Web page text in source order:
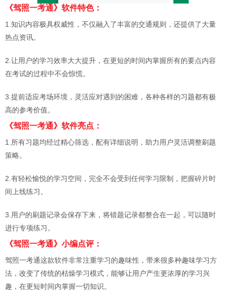
《驾照一考通》软件特色：
1.知识内容极具权威性，不仅融入了丰富的交通规则，还提供了大量
热点资讯。
2.让用户的学习效率大大提升，在更短的时间内掌握所有的要点内容
在考试的过程中不会惊慌。
3.提前适应考场环境，灵活应对遇到的困难，各种各样的习题都有极
高的参考价值。
《驾照一考通》软件亮点：
1.所有习题均经过精心筛选，配有详细说明，助力用户灵活调整刷题
策略。
2.有轻松愉悦的学习空间，完全不会受到任何学习限制，把握碎片时
间上线练习。
3.用户的刷题记录会保存下来，将错题记录都整合在一起，可以随时
进行专项练习。
《驾照一考通》小编点评：
驾照一考通这款软件非常注重学习的趣味性，带来很多种趣味学习方
法，改变了传统的枯燥学习模式，能够让用户产生更浓厚的学习兴
趣，在更短时间内掌握一切知识。